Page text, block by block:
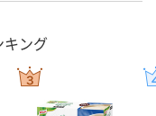
キング